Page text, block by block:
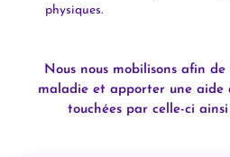
physiques.
Nous nous mobilisons afin
maladie et apporter une aide
touchées par celle-ci